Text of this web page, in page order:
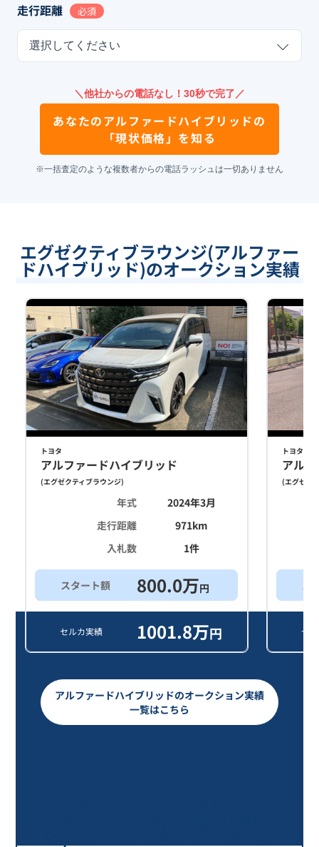
走行距離 必須
選択してください
＼他社からの電話なし！30秒で完了／
あなたのアルファードハイブリッドの
「現状価格」を知る
※一括査定のような複数者からの電話ラッシュは一切ありません
エグゼクティブラウンジ(アルファー
ドハイブリッド)のオークション実績
トヨタ
アルファードハイブリッド
(エグゼクティブラウンジ)
年式
2024年3月
走行距離
971km
入札数
1件
スタート額 800.0万円
セルカ実績 1001.8万円
トヨタ
アル
(エグゼク
ス
セ
アルファードハイブリッドのオークション実績
一覧はこちら